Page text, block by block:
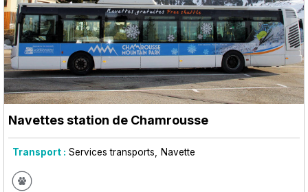
Navettes station de Chamrousse
Transport : Services transports Navette